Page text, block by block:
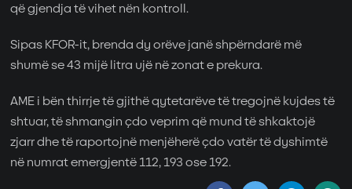
që gjendja të vihet nën kontroll.
Sipas KFOR-it, brenda dy orëve janë shpërndarë më
shumë se 43 mijë litra ujë në zonat e prekura.
AME i bën thirrje të gjithë qytetarëve të tregojnë kujdes të
shtuar, të shmangin çdo veprim që mund të shkaktojë
zjarr dhe të raportojnë menjëherë çdo vatër të dyshimtë
në numrat emergjentë 112, 193 ose 192.